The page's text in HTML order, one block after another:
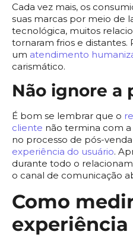
Cada vez mais, os
suas marcas por meio de
tecnológica, muitos
tornaram frios e distantes.
um atendimento
carismático.
Não ignore a
É bom se lembrar que o
cliente não termina com
no processo de pós-
experiência do usuário.
durante todo o
o canal de comunicação
Como